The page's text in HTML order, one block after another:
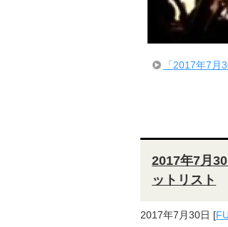
「2017年7月
2017年7月
ットリスト
2017年7月30日 [